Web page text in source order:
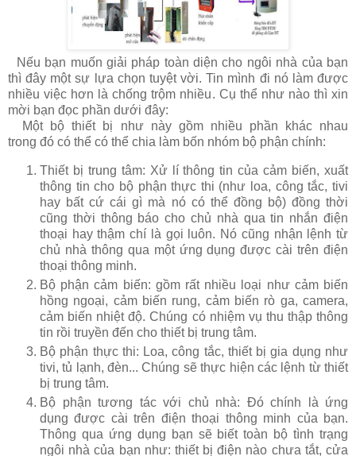
Nếu bạn muốn giải pháp toàn diện cho ngôi nhà của bạn
thì đây một sự lựa chọn tuyệt vời. Tin mình đi nó làm được
nhiều việc hơn là chống trộm nhiều. Cụ thể như nào thì xin
mời bạn đọc phần dưới đây:
Một bộ thiết bị như này gồm nhiều phần khác nhau
trong đó có thể có thể chia làm bốn nhóm bộ phận chính:
Thiết bị trung tâm: Xử lí thông tin của cảm biến, xuất
thông tin cho bộ phận thực thi (như loa, công tắc, tivi
hay bất cứ cái gì mà nó có thể đồng bộ) đồng thời
cũng thời thông báo cho chủ nhà qua tin nhắn điện
thoại hay thậm chí là gọi luôn. Nó cũng nhận lệnh từ
chủ nhà thông qua một ứng dụng được cài trên điện
thoại thông minh.
Bộ phận cảm biến: gồm rất nhiều loại như cảm biến
hồng ngoại, cảm biến rung, cảm biến rò ga, camera,
cảm biến nhiệt độ. Chúng có nhiệm vụ thu thập thông
tin rồi truyền đến cho thiết bị trung tâm.
Bộ phận thực thi: Loa, công tắc, thiết bị gia dụng như
tivi, tủ lạnh, đèn... Chúng sẽ thực hiện các lệnh từ thiết
bị trung tâm.
Bộ phận tương tác với chủ nhà: Đó chính là ứng
dụng được cài trên điện thoại thông minh của bạn.
Thông qua ứng dụng bạn sẽ biết toàn bộ tình trạng
ngôi nhà của bạn như: thiết bị điện nào chưa tắt, cửa